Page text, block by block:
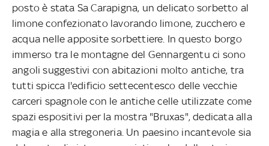
posto è stata Sa Carapigna, un delicato sorbetto al
limone confezionato lavorando limone, zucchero e
acqua nelle apposite sorbettiere. In questo borgo
immerso tra le montagne del Gennargentu ci sono
angoli suggestivi con abitazioni molto antiche, tra
tutti spicca l'edificio settecentesco delle vecchie
carceri spagnole con le antiche celle utilizzate come
spazi espositivi per la mostra "Bruxas", dedicata alla
magia e alla stregoneria. Un paesino incantevole sia